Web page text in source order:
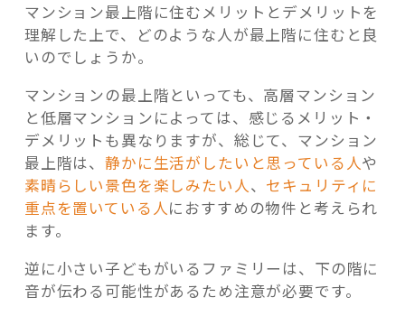
マンション最上階に住むメリットとデメリットを
理解した上で、どのような人が最上階に住むと良
いのでしょうか。
マンションの最上階といっても、高層マンション
と低層マンションによっては、感じるメリット・
デメリットも異なりますが、総じて、マンション
最上階は、静かに生活がしたいと思っている人や
素晴らしい景色を楽しみたい人、 セキュリティに
重点を置いている人におすすめの物件と考えられ
ます。
逆に小さい子どもがいるファミリーは、下の階に
音が伝わる可能性があるため注意が必要です。